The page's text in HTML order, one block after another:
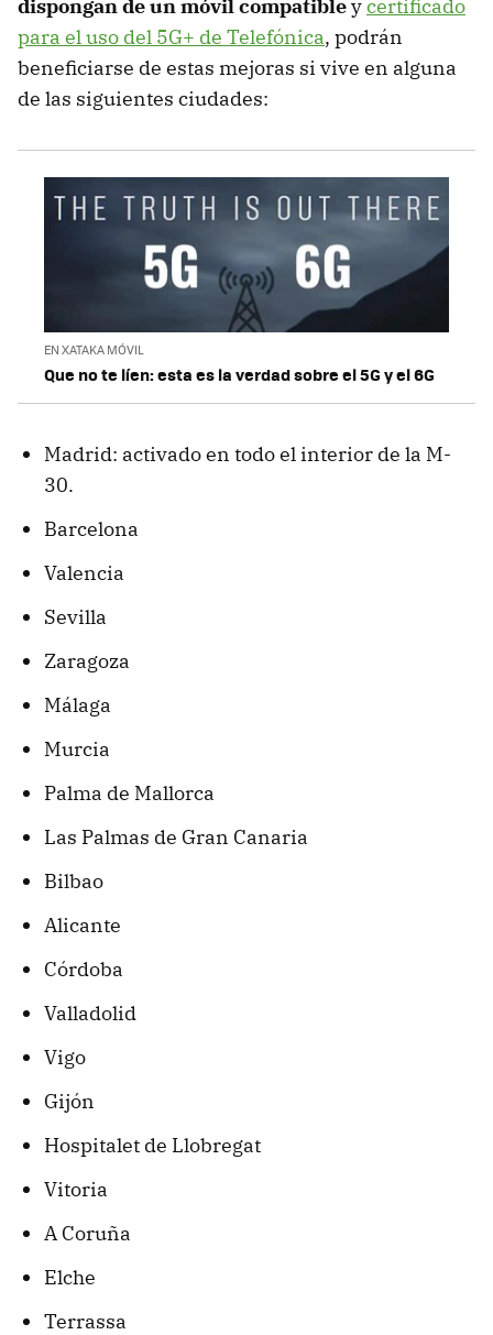
dispongan de un móvil compatibleycertificado
para el uso del 5G+ de Telefónica, podrán
beneficiarse de estas mejoras si vive en alguna
de las siguientes ciudades:
EN XATAKA MÓVIL
Que no te líen: esta es la verdad sobre el 5G y el 6G
Madrid: activado en todo el interior de la M-
30.
Barcelona
Valencia
Sevilla
Zaragoza
Málaga
Murcia
Palma de Mallorca
Las Palmas de Gran Canaria
Bilbao
Alicante
Córdoba
Valladolid
Vigo
Gijón
Hospitalet de Llobregat
Vitoria
A Coruña
Elche
Terrassa